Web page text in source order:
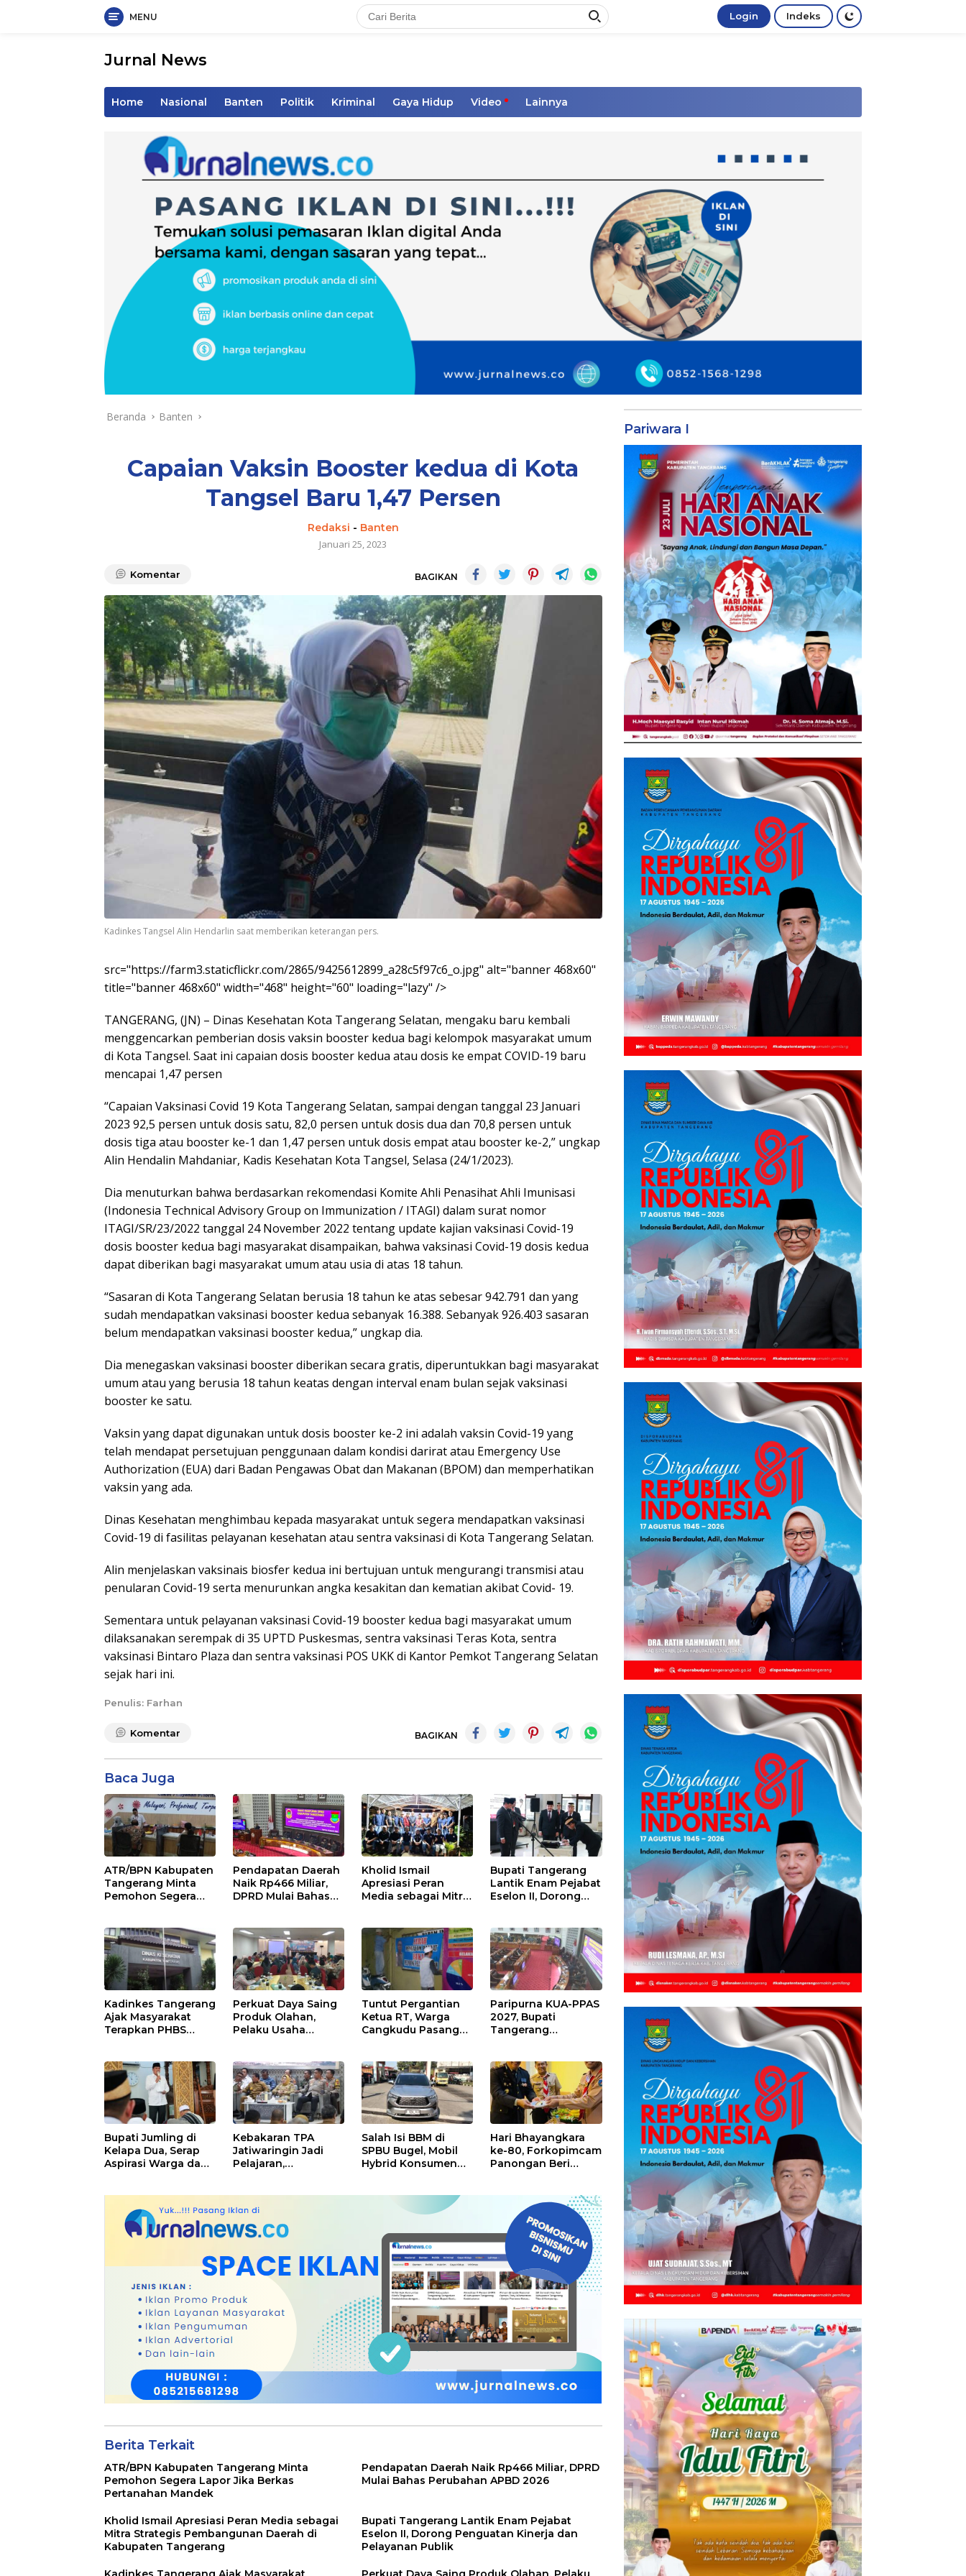
MENU Login Indeks
Jurnal News
Informasi
Home Nasional Banten Politik Kriminal Gaya Hidup Video Lainnya
Beranda Banten
Capaian Vaksin Booster kedua di Kota
Tangsel Baru 1,47 Persen
Redaksi - Banten
Januari 25, 2023
Komentar BAGIKAN
Kadinkes Tangsel Alin Hendarlin saat memberikan keterangan pers.
src="https://farm3.staticflickr.com/2865/9425612899_a28c5f97c6_o.jpg" alt="banner 468x60"
title="banner 468x60" width="468" height="60" loading="lazy" />
TANGERANG, (JN) – Dinas Kesehatan Kota Tangerang Selatan, mengaku baru kembali
menggencarkan pemberian dosis vaksin booster kedua bagi kelompok masyarakat umum
di Kota Tangsel. Saat ini capaian dosis booster kedua atau dosis ke empat COVID-19 baru
mencapai 1,47 persen
“Capaian Vaksinasi Covid 19 Kota Tangerang Selatan, sampai dengan tanggal 23 Januari
2023 92,5 persen untuk dosis satu, 82,0 persen untuk dosis dua dan 70,8 persen untuk
dosis tiga atau booster ke-1 dan 1,47 persen untuk dosis empat atau booster ke-2,” ungkap
Alin Hendalin Mahdaniar, Kadis Kesehatan Kota Tangsel, Selasa (24/1/2023).
Dia menuturkan bahwa berdasarkan rekomendasi Komite Ahli Penasihat Ahli Imunisasi
(Indonesia Technical Advisory Group on Immunization / ITAGI) dalam surat nomor
ITAGI/SR/23/2022 tanggal 24 November 2022 tentang update kajian vaksinasi Covid-19
dosis booster kedua bagi masyarakat disampaikan, bahwa vaksinasi Covid-19 dosis kedua
dapat diberikan bagi masyarakat umum atau usia di atas 18 tahun.
“Sasaran di Kota Tangerang Selatan berusia 18 tahun ke atas sebesar 942.791 dan yang
sudah mendapatkan vaksinasi booster kedua sebanyak 16.388. Sebanyak 926.403 sasaran
belum mendapatkan vaksinasi booster kedua,” ungkap dia.
Dia menegaskan vaksinasi booster diberikan secara gratis, diperuntukkan bagi masyarakat
umum atau yang berusia 18 tahun keatas dengan interval enam bulan sejak vaksinasi
booster ke satu.
Vaksin yang dapat digunakan untuk dosis booster ke-2 ini adalah vaksin Covid-19 yang
telah mendapat persetujuan penggunaan dalam kondisi darirat atau Emergency Use
Authorization (EUA) dari Badan Pengawas Obat dan Makanan (BPOM) dan memperhatikan
vaksin yang ada.
Dinas Kesehatan menghimbau kepada masyarakat untuk segera mendapatkan vaksinasi
Covid-19 di fasilitas pelayanan kesehatan atau sentra vaksinasi di Kota Tangerang Selatan.
Alin menjelaskan vaksinais biosfer kedua ini bertujuan untuk mengurangi transmisi atau
penularan Covid-19 serta menurunkan angka kesakitan dan kematian akibat Covid- 19.
Sementara untuk pelayanan vaksinasi Covid-19 booster kedua bagi masyarakat umum
dilaksanakan serempak di 35 UPTD Puskesmas, sentra vaksinasi Teras Kota, sentra
vaksinasi Bintaro Plaza dan sentra vaksinasi POS UKK di Kantor Pemkot Tangerang Selatan
sejak hari ini.
Penulis: Farhan
Komentar BAGIKAN
Baca Juga
ATR/BPN Kabupaten
Tangerang Minta
Pemohon Segera
Pendapatan Daerah
Naik Rp466 Miliar,
DPRD Mulai Bahas
Kholid Ismail
Apresiasi Peran
Media sebagai Mitra
Daerah di
Kabupaten
Tangerang
Bupati Tangerang
Lantik Enam Pejabat
Eselon II, Dorong
Publik
Kadinkes Tangerang
Ajak Masyarakat
Terapkan PHBS
A
Perkuat Daya Saing
Produk Olahan,
Pelaku Usaha
Tangerang
Didorong Terapkan
SNI
Tuntut Pergantian
Ketua RT, Warga
Cangkudu Pasang
Paripurna KUA-PPAS
2027, Bupati
Tangerang
Sampah Hingga
Antisipasi Dampak
El Nino
Bupati Jumling di
Kelapa Dua, Serap
Aspirasi Warga dan
Kebakaran TPA
Jatiwaringin Jadi
Pelajaran,
Ditingkatkan
Salah Isi BBM di
SPBU Bugel, Mobil
Hybrid Konsumen
Hari Bhayangkara
ke-80, Forkopimcam
Panongan Beri
Berita Terkait
ATR/BPN Kabupaten Tangerang Minta
Pemohon Segera Lapor Jika Berkas
Pertanahan Mandek
Pendapatan Daerah Naik Rp466 Miliar, DPRD
Mulai Bahas Perubahan APBD 2026
Kholid Ismail Apresiasi Peran Media sebagai
Mitra Strategis Pembangunan Daerah di
Kabupaten Tangerang
Bupati Tangerang Lantik Enam Pejabat
Eselon II, Dorong Penguatan Kinerja dan
Pelayanan Publik
Pariwara I